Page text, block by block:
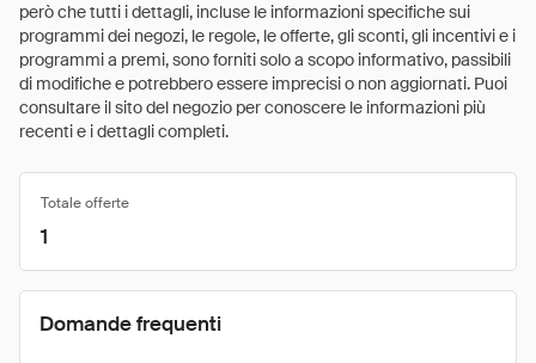
però che tutti i dettagli, incluse le informazioni specifiche sui
programmi dei negozi, le regole, le offerte, gli sconti, gli incentivi e i
programmi a premi, sono forniti solo a scopo informativo, passibili
di modifiche e potrebbero essere imprecisi o non aggiornati. Puoi
consultare il sito del negozio per conoscere le informazioni più
recenti e i dettagli completi.
Totale offerte
1
Domande frequenti